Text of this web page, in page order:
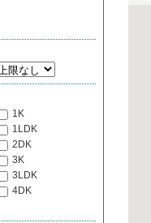
1K
1LDK
2DK
3K
3LDK
4DK